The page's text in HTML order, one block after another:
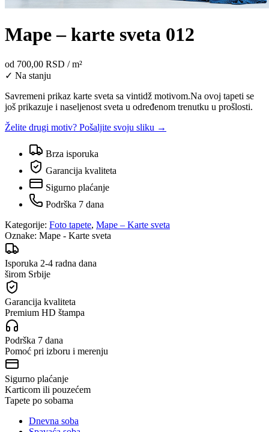
Mape – karte sveta 012
od 700,00 RSD / m²
✓ Na stanju
Savremeni prikaz karte sveta sa vintidž motivom.Na ovoj tapeti se
još prikazuje i naseljenost sveta u određenom trenutku u prošlosti.
Želite drugi motiv? Pošaljite svoju sliku →
Brza isporuka
Garancija kvaliteta
Sigurno plaćanje
Podrška 7 dana
Kategorije: Foto tapete, Mape – Karte sveta
Oznake: Mape - Karte sveta
Isporuka 2-4 radna dana
širom Srbije
Garancija kvaliteta
Premium HD štampa
Podrška 7 dana
Pomoć pri izboru i merenju
Sigurno plaćanje
Karticom ili pouzećem
Tapete po sobama
Dnevna soba